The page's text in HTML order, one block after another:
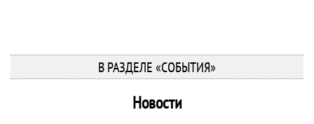
В РАЗДЕЛЕ «СОБЫТИЯ»
Новости